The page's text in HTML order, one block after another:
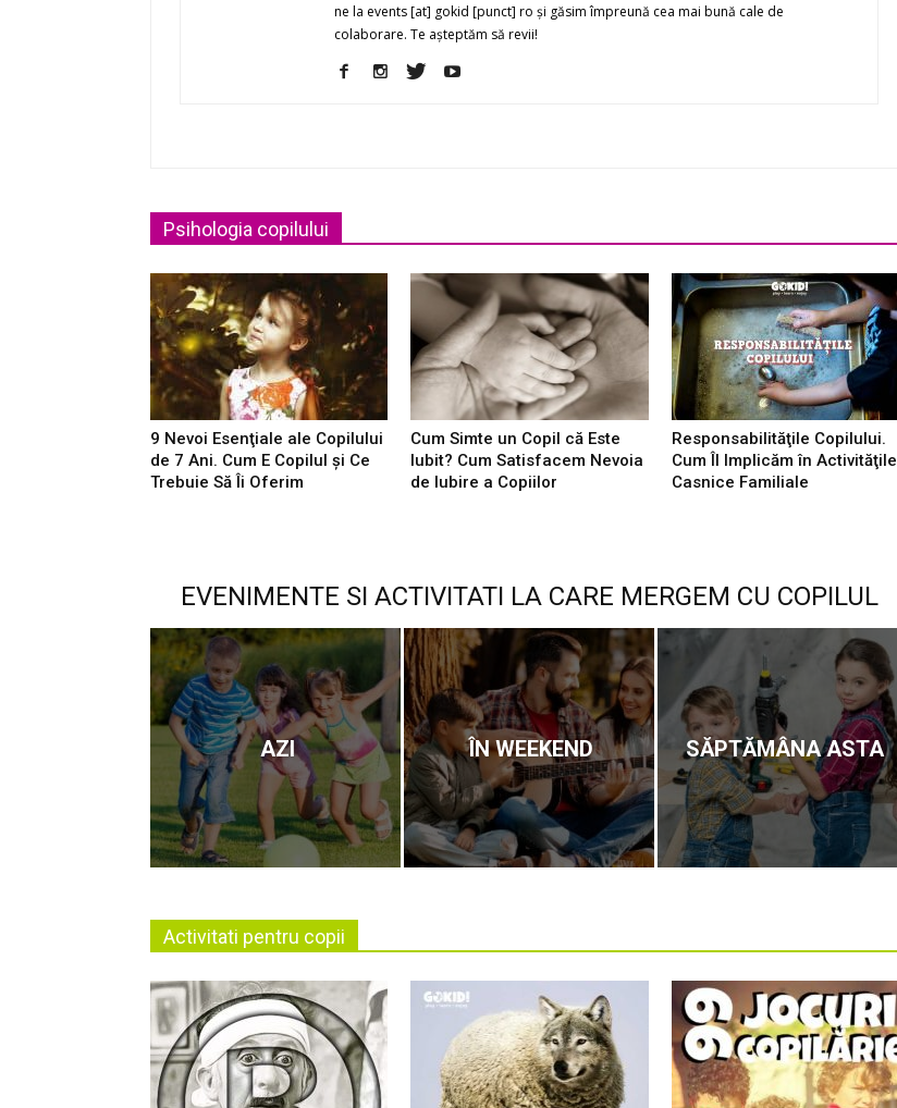
ne la events [at] gokid [punct] ro şi găsim împreună cea mai bună cale de
colaborare. Te aşteptăm să revii!
Psihologia copilului
9 Nevoi Esenţiale ale Copilului
de 7 Ani. Cum E Copilul şi Ce
Trebuie Să Îi Oferim
Cum Simte un Copil că Este
Iubit? Cum Satisfacem Nevoia
de Iubire a Copiilor
Responsabilităţile Copilului.
Cum Îl Implicăm în Activităţile
Casnice Familiale
EVENIMENTE SI ACTIVITATI LA CARE MERGEM CU COPILUL
AZI ÎN WEEKEND SĂPTĂMÂNA ASTA
Activitati pentru copii